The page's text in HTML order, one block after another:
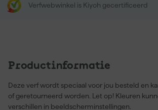
Verfwebwinkel is Kiyoh gecertificeerd
Productinformatie
Deze verf wordt speciaal voor jou besteld en
of geretourneerd worden. Let op! Kleuren
verschillen in beeldscherminstellingen.